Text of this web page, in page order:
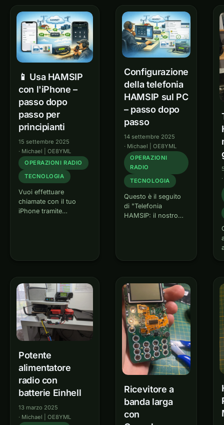
anche ai principianti
senza molta esperienza
con Linux. Cos'è
l'MSI2500?…
di dover lottare con
le impostazioni di
port forwarding del
tuo router?
Infastidito dai servizi
DynDNS che…
📱 Usa HAMSIP
con l'iPhone –
passo dopo
passo per
principianti
15 settembre 2025
· Michael | OE8YML
OPERAZIONI RADIO
TECNOLOGIA
Vuoi effettuare
chiamate con il tuo
iPhone tramite
l'app SIP. Queste
istruzioni sono scritte
in modo tale da
funzionare anche…
Configurazione
della telefonia
HAMSIP sul PC
– passo dopo
passo
14 settembre 2025
· Michael | OE8YML
OPERAZIONI
RADIO
TECNOLOGIA
Questo è il seguito
di "Telefonia
HAMSIP: il nostro
HAMSIP su un PC
telefono SIP e
hardware di rete
aggiuntivo. 1.
Richiedi l'accesso a
Hamnet Vai…
Potente
alimentatore
radio con
batterie Einhell
13 marzo 2025
· Michael | OE8YML
Ricevitore a
banda larga
con